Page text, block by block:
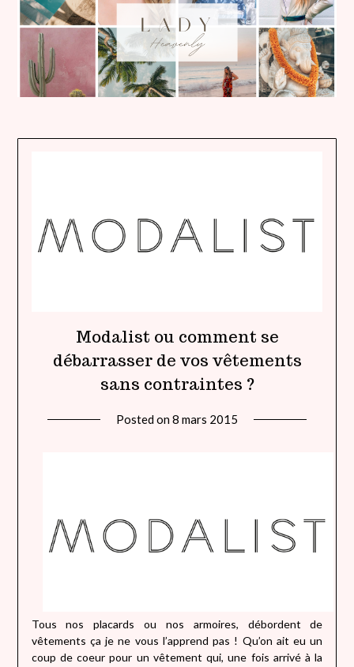
Modalist ou comment se
débarrasser de vos vêtements
sans contraintes ?
Posted on8 mars 2015
Tous nos placards ou nos armoires, débordent de
vêtements ça je ne vous l’apprend pas ! Qu’on ait eu un
coup de coeur pour un vêtement qui, une fois arrivé à la